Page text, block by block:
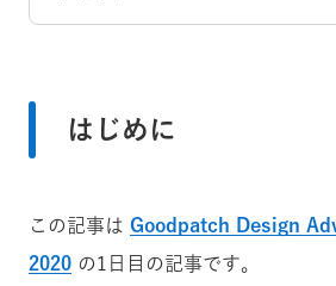
はじめに
この記事は Goodpatch Design
2020 の1日目の記事です。